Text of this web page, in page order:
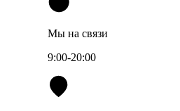
Мы на связи
9:00-20:00